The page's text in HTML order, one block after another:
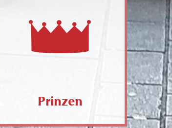
Prinzen